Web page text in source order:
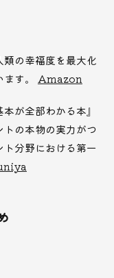
類の幸福度を最大化
す。 Amazon
が全部わかる本』
トの本物の実力がつ
分野における第一